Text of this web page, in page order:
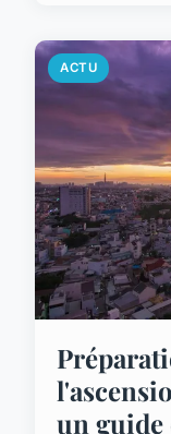
ACTU
un guide